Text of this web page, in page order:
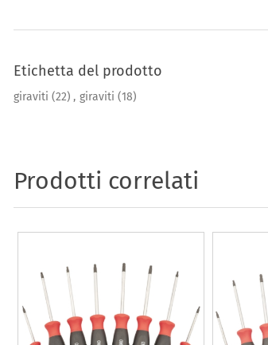
Etichetta del prodotto
giraviti (22) , giraviti (18)
Prodotti correlati